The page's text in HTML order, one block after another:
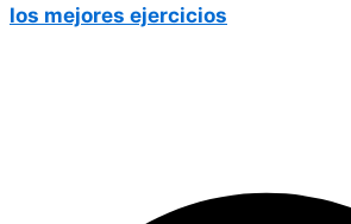
los mejores ejercicios